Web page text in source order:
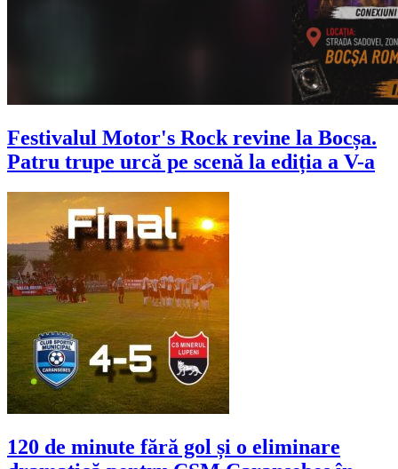
Festivalul Motor's Rock revine la Bocșa.
Patru trupe urcă pe scenă la ediția a V-a
120 de minute fără gol și o eliminare